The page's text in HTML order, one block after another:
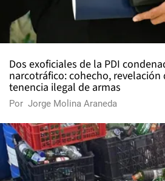
Dos exoficiales de la PDI
narcotráfico: cohecho, revelación
tenencia ilegal de armas
Por Jorge Molina Araneda